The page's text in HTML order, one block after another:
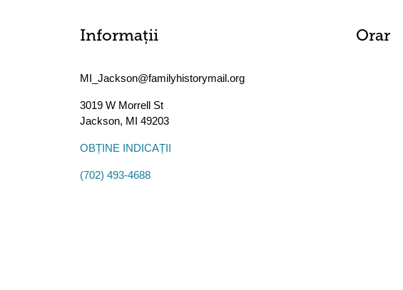
Informații
MI_Jackson@familyhistorymail.org
3019 W Morrell St
Jackson, MI 49203
OBȚINE INDICAȚII
(702) 493-4688
Orar